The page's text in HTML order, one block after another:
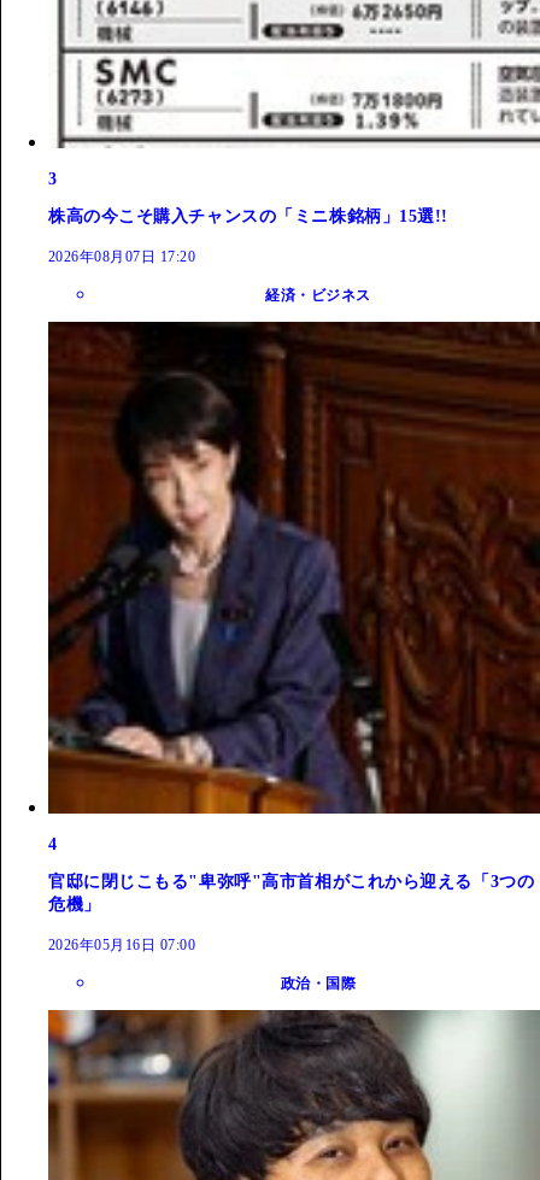
3
株高の今こそ購入チャンスの「ミニ株銘柄」15選!!
2026年08月07日 17:20
経済・ビジネス
4
官邸に閉じこもる"卑弥呼"高市首相がこれから迎える「3つの
危機」
2026年05月16日 07:00
政治・国際